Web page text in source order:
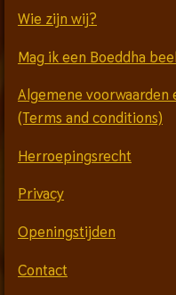
Wie zijn wij?
Mag ik een Boeddha
Algemene voorwaarden
(Terms and conditions)
Herroepingsrecht
Privacy
Openingstijden
Contact